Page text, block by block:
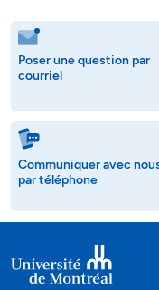
Poser une question par
courriel
Communiquer avec
par téléphone